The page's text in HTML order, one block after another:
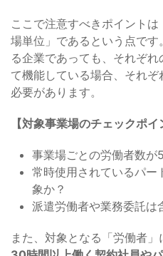
ここで注意すべきポイント
場単位」であるという点で
る企業であっても、それぞ
て機能している場合、それ
必要があります。
【対象事業場のチェックポイ
事業場ごとの労働者数が
常時使用されているパー
象か？
派遣労働者や業務委託は
また、対象となる「労働者」